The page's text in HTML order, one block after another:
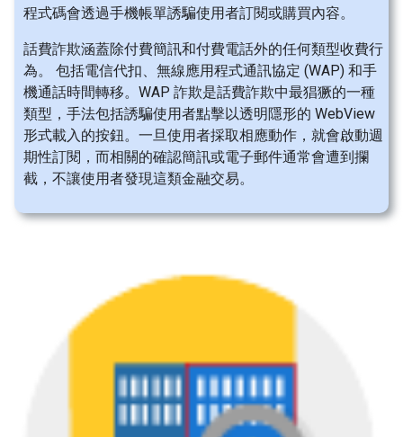
程式碼會透過手機帳單誘騙使用者訂閱或購買內容。
話費詐欺涵蓋除付費簡訊和付費電話外的任何類型收費行
為。 包括電信代扣、無線應用程式通訊協定 (WAP) 和手
機通話時間轉移。WAP 詐欺是話費詐欺中最猖獗的一種
類型，手法包括誘騙使用者點擊以透明隱形的 WebView
形式載入的按鈕。一旦使用者採取相應動作，就會啟動週
期性訂閱，而相關的確認簡訊或電子郵件通常會遭到攔
截，不讓使用者發現這類金融交易。